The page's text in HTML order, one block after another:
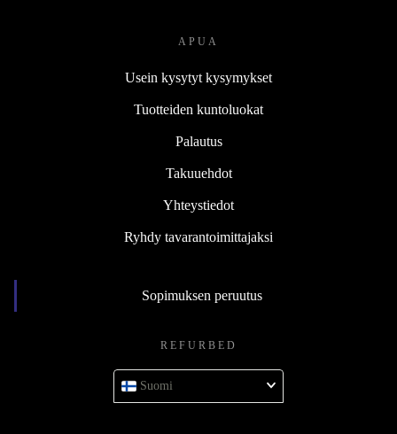
APUA
Usein kysytyt kysymykset
Tuotteiden kuntoluokat
Palautus
Takuuehdot
Yhteystiedot
Ryhdy tavarantoimittajaksi
Sopimuksen peruutus
REFURBED
Suomi